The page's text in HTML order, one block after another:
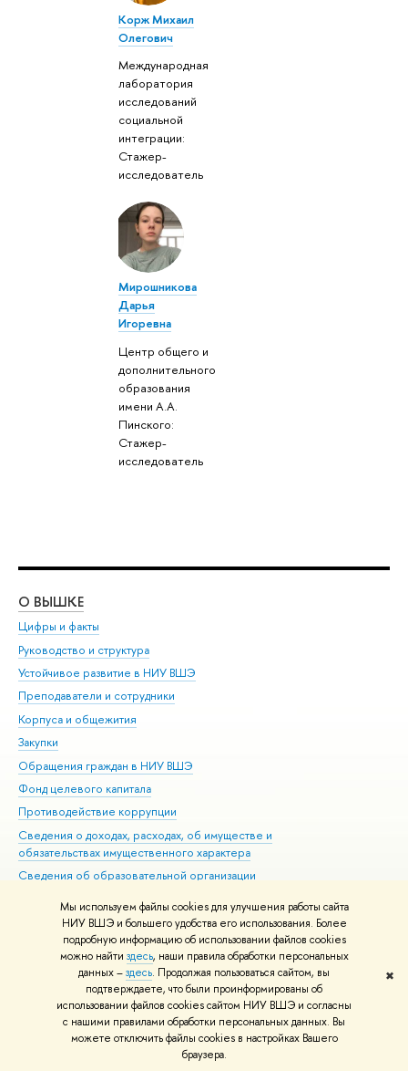
Мы используем файлы cookies для улучшения работы сайта
НИУ ВШЭ и большего удобства его использования. Более
подробную информацию об использовании файлов cookies
можно найти здесь, наши правила обработки персональных
данных –здесь. Продолжая пользоваться сайтом, вы
подтверждаете, что были проинформированы об
использовании файлов cookies сайтом НИУ ВШЭ и согласны
с нашими правилами обработки персональных данных. Вы
можете отключить файлы cookies в настройках Вашего
браузера.
✖
Корж Михаил
Олегович
Международная
лаборатория
исследований
социальной
интеграции:
Стажер-
исследователь
Мирошникова
Дарья
Игоревна
Центр общего и
дополнительного
образования
имени А.А.
Пинского:
Стажер-
исследователь
О ВЫШКЕ
Цифры и факты
Руководство и структура
Устойчивое развитие в НИУ ВШЭ
Преподаватели и сотрудники
Корпуса и общежития
Закупки
Обращения граждан в НИУ ВШЭ
Фонд целевого капитала
Противодействие коррупции
Сведения о доходах, расходах, об имуществе и
обязательствах имущественного характера
Сведения об образовательной организации
Людям с ограниченными возможностями здоровья
Единая платежная страница
Работа в Вышке
© НИУ ВШЭ 1993–2026 Адреса и контакты Условия использования
материалов Политика конфиденциальности Карта сайта
Шрифты HSE Sans и HSE Slab разработаны вШколе дизайна НИУ ВШЭ